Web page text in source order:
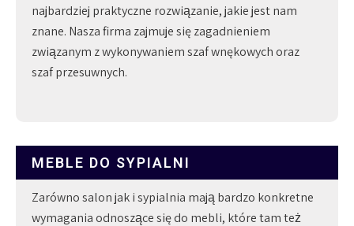
najbardziej praktyczne rozwiązanie, jakie jest nam
znane. Nasza firma zajmuje się zagadnieniem
związanym z wykonywaniem szaf wnękowych oraz
szaf przesuwnych.
MEBLE DO SYPIALNI
Zarówno salon jak i sypialnia mają bardzo konkretne
wymagania odnoszące się do mebli, które tam też